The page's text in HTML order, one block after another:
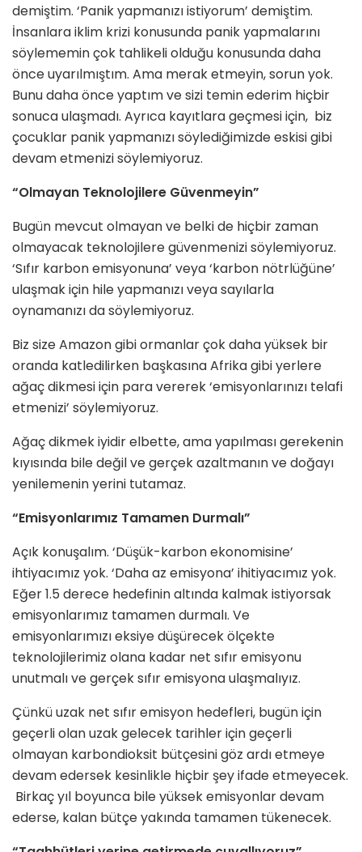
demiştim. ‘Panik yapmanızı istiyorum’ demiştim.
İnsanlara iklim krizi konusunda panik yapmalarını
söylememin çok tahlikeli olduğu konusunda daha
önce uyarılmıştım. Ama merak etmeyin, sorun yok.
Bunu daha önce yaptım ve sizi temin ederim hiçbir
sonuca ulaşmadı. Ayrıca kayıtlara geçmesi için, biz
çocuklar panik yapmanızı söylediğimizde eskisi gibi
devam etmenizi söylemiyoruz.
“Olmayan Teknolojilere Güvenmeyin”
Bugün mevcut olmayan ve belki de hiçbir zaman
olmayacak teknolojilere güvenmenizi söylemiyoruz.
‘Sıfır karbon emisyonuna’ veya ‘karbon nötrlüğüne’
ulaşmak için hile yapmanızı veya sayılarla
oynamanızı da söylemiyoruz.
Biz size Amazon gibi ormanlar çok daha yüksek bir
oranda katledilirken başkasına Afrika gibi yerlere
ağaç dikmesi için para vererek ‘emisyonlarınızı telafi
etmenizi’ söylemiyoruz.
Ağaç dikmek iyidir elbette, ama yapılması gerekenin
kıyısında bile değil ve gerçek azaltmanın ve doğayı
yenilemenin yerini tutamaz.
“Emisyonlarımız Tamamen Durmalı”
Açık konuşalım. ‘Düşük-karbon ekonomisine’
ihtiyacımız yok. ‘Daha az emisyona’ ihitiyacımız yok.
Eğer 1.5 derece hedefinin altında kalmak istiyorsak
emisyonlarımız tamamen durmalı. Ve
emisyonlarımızı eksiye düşürecek ölçekte
teknolojilerimiz olana kadar net sıfır emisyonu
unutmalı ve gerçek sıfır emisyona ulaşmalıyız.
Çünkü uzak net sıfır emisyon hedefleri, bugün için
geçerli olan uzak gelecek tarihler için geçerli
olmayan karbondioksit bütçesini göz ardı etmeye
devam edersek kesinlikle hiçbir şey ifade etmeyecek.
Birkaç yıl boyunca bile yüksek emisyonlar devam
ederse, kalan bütçe yakında tamamen tükenecek.